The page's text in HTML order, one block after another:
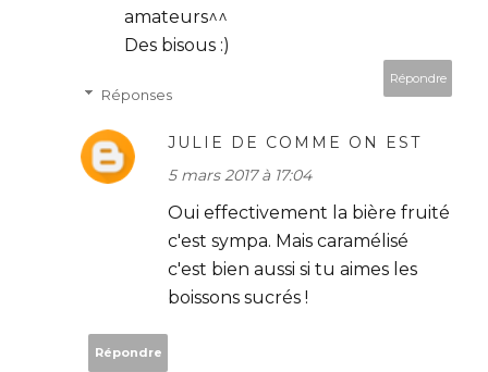
amateurs^^
Des bisous :)
Répondre
Réponses
JULIE DE COMME ON EST
5 mars 2017 à 17:04
Oui effectivement la bière fruité
c'est sympa. Mais caramélisé
c'est bien aussi si tu aimes les
boissons sucrés !
Répondre